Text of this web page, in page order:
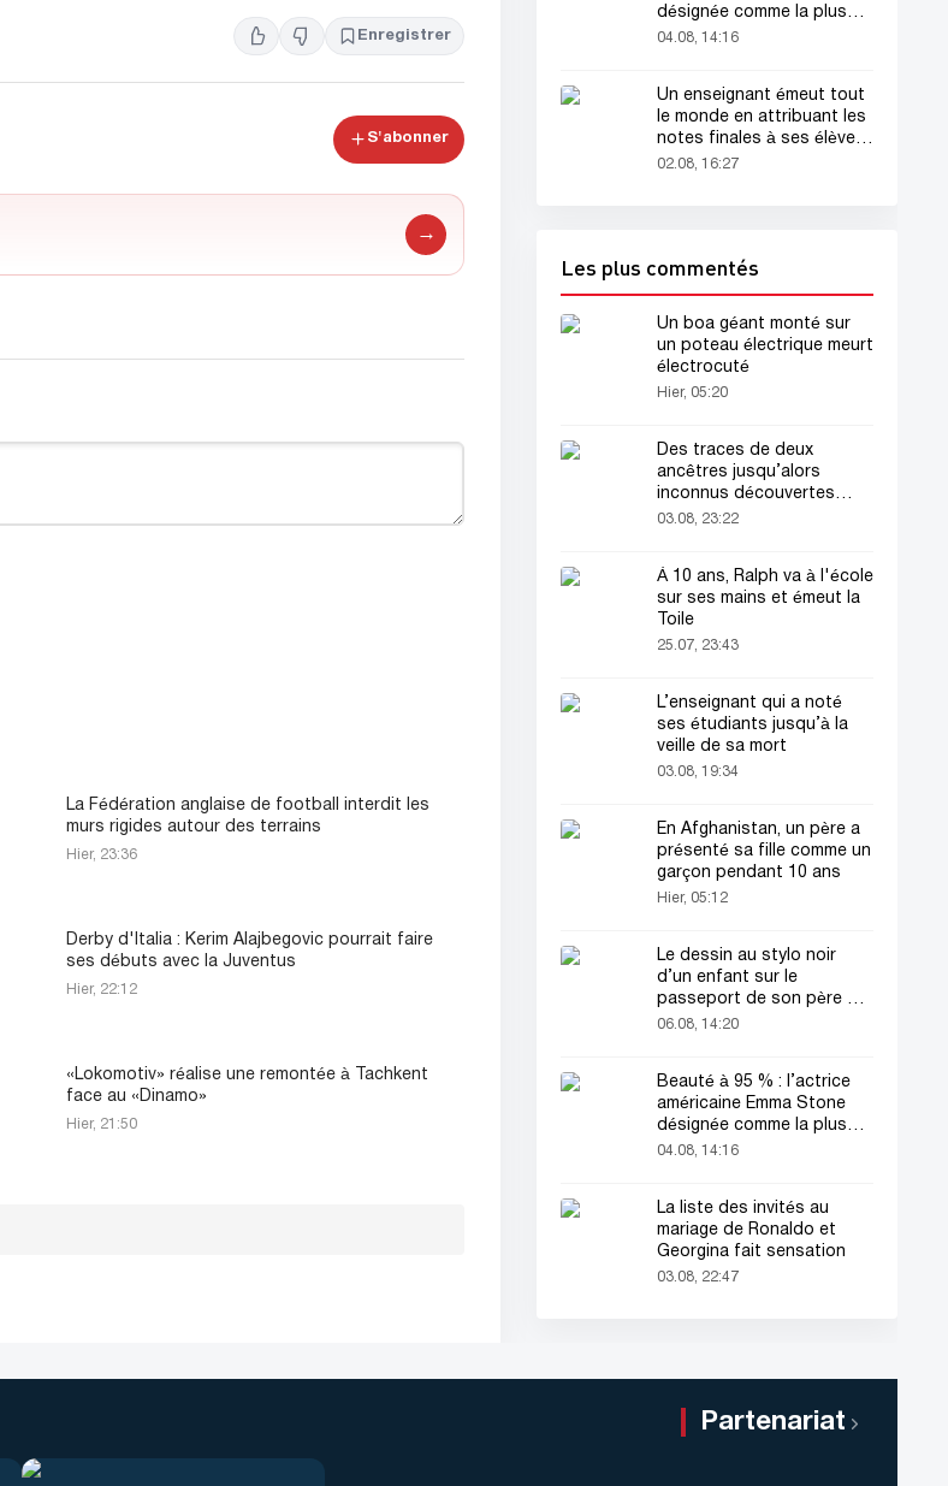
Enregistrer
S'abonner
→
La Fédération anglaise de football interdit les
murs rigides autour des terrains
Hier, 23:36
Derby d'Italia : Kerim Alajbegovic pourrait faire
ses débuts avec la Juventus
Hier, 22:12
«Lokomotiv» réalise une remontée à Tachkent
face au «Dinamo»
Hier, 21:50
désignée comme la plus
belle femme du monde !
04.08, 14:16
Un enseignant émeut tout
le monde en attribuant les
notes finales à ses élèves
avant sa mort
02.08, 16:27
Les plus commentés
Un boa géant monté sur
un poteau électrique meurt
électrocuté
Hier, 05:20
Des traces de deux
ancêtres jusqu’alors
inconnus découvertes
dans l’ADN humain
03.08, 23:22
À 10 ans, Ralph va à l'école
sur ses mains et émeut la
Toile
25.07, 23:43
L’enseignant qui a noté
ses étudiants jusqu’à la
veille de sa mort
03.08, 19:34
En Afghanistan, un père a
présenté sa fille comme un
garçon pendant 10 ans
Hier, 05:12
Le dessin au stylo noir
d’un enfant sur le
passeport de son père a
attiré tous les regards
06.08, 14:20
Beauté à 95 % : l’actrice
américaine Emma Stone
désignée comme la plus
belle femme du monde !
04.08, 14:16
La liste des invités au
mariage de Ronaldo et
Georgina fait sensation
03.08, 22:47
Partenariat